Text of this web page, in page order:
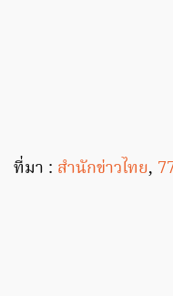
ที่มา : สำนักข่าวไทย,